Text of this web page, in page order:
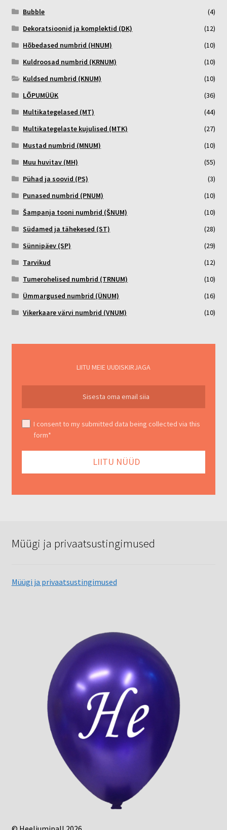
Bubble
(4)
Dekoratsioonid ja komplektid (DK)
(12)
Hõbedased numbrid (HNUM)
(10)
Kuldroosad numbrid (KRNUM)
(10)
Kuldsed numbrid (KNUM)
(10)
LÕPUMÜÜK
(36)
Multikategelased (MT)
(44)
Multikategelaste kujulised (MTK)
(27)
Mustad numbrid (MNUM)
(10)
Muu huvitav (MH)
(55)
Pühad ja soovid (PS)
(3)
Punased numbrid (PNUM)
(10)
Šampanja tooni numbrid (ŠNUM)
(10)
Südamed ja tähekesed (ST)
(28)
Sünnipäev (SP)
(29)
Tarvikud
(12)
Tumerohelised numbrid (TRNUM)
(10)
Ümmargused numbrid (ÜNUM)
(16)
Vikerkaare värvi numbrid (VNUM)
(10)
LIITU MEIE UUDISKIRJAGA
I consent to my submitted data being collected via this
form*
Müügi ja privaatsustingimused
Müügi ja privaatsustingimused